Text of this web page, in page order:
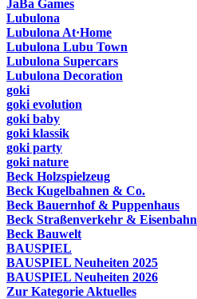
JaBa Games
Lubulona
Lubulona At·Home
Lubulona Lubu Town
Lubulona Supercars
Lubulona Decoration
goki
goki evolution
goki baby
goki klassik
goki party
goki nature
Beck Holzspielzeug
Beck Kugelbahnen & Co.
Beck Bauernhof & Puppenhaus
Beck Straßenverkehr & Eisenbahn
Beck Bauwelt
BAUSPIEL
BAUSPIEL Neuheiten 2025
BAUSPIEL Neuheiten 2026
Zur Kategorie Aktuelles